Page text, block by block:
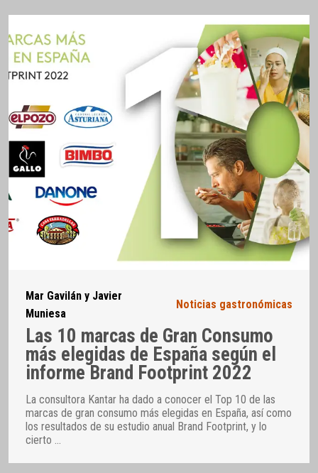
Mar Gavilán y Javier
Muniesa
Noticias gastronómicas
Las 10 marcas de Gran Consumo
más elegidas de España según el
informe Brand Footprint 2022
La consultora Kantar ha dado a conocer el Top 10 de las
marcas de gran consumo más elegidas en España, así como
los resultados de su estudio anual Brand Footprint, y lo
cierto